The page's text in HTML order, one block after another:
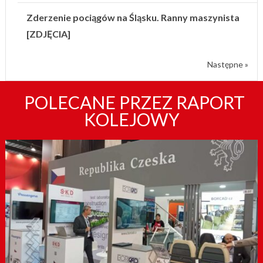
Zderzenie pociągów na Śląsku. Ranny maszynista
[ZDJĘCIA]
Następne »
POLECANE PRZEZ RAPORT
KOLEJOWY